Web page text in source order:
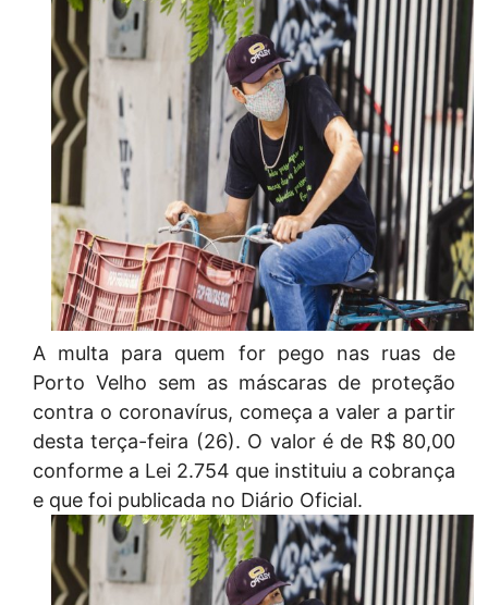
A multa para quem for pego nas ruas de
Porto Velho sem as máscaras de proteção
contra o coronavírus, começa a valer a partir
desta terça-feira (26). O valor é de R$ 80,00
conforme a Lei 2.754 que instituiu a cobrança
e que foi publicada no Diário Oficial.